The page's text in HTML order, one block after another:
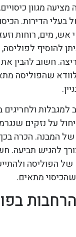
מציעה מגוון
הדירות.
אש, מים, רוחות
להוסיף לפוליסה,
חשוב להבין את
שהפוליסה
ולחריגים
על נזקים
של המבנה. הכרה
להגיש תביעה.
הפוליסה
מתאים.